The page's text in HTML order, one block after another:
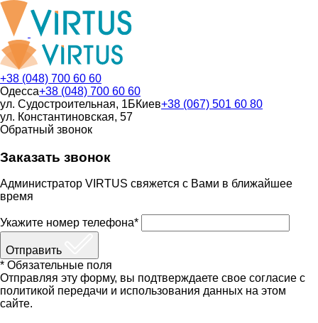
+38 (048) 700 60 60
Одесса+38 (048) 700 60 60
ул. Судостроительная, 1БКиев+38 (067) 501 60 80
ул. Константиновская, 57
Обратный звонок
Заказать звонок
Администратор VIRTUS свяжется с Вами в ближайшее
время
Укажите номер телефона*
Отправить
* Обязательные поля
Отправляя эту форму, вы подтверждаете свое согласие с
политикой передачи и использования данных на этом
сайте.